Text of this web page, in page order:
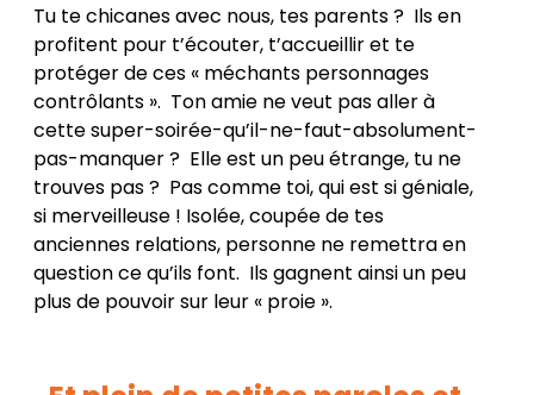
Tu te chicanes avec nous, tes parents ? Ils en
profitent pour t’écouter, t’accueillir et te
protéger de ces « méchants personnages
contrôlants ». Ton amie ne veut pas aller à
cette super-soirée-qu’il-ne-faut-absolument-
pas-manquer ? Elle est un peu étrange, tu ne
trouves pas ? Pas comme toi, qui est si géniale,
si merveilleuse ! Isolée, coupée de tes
anciennes relations, personne ne remettra en
question ce qu’ils font. Ils gagnent ainsi un peu
plus de pouvoir sur leur « proie ».